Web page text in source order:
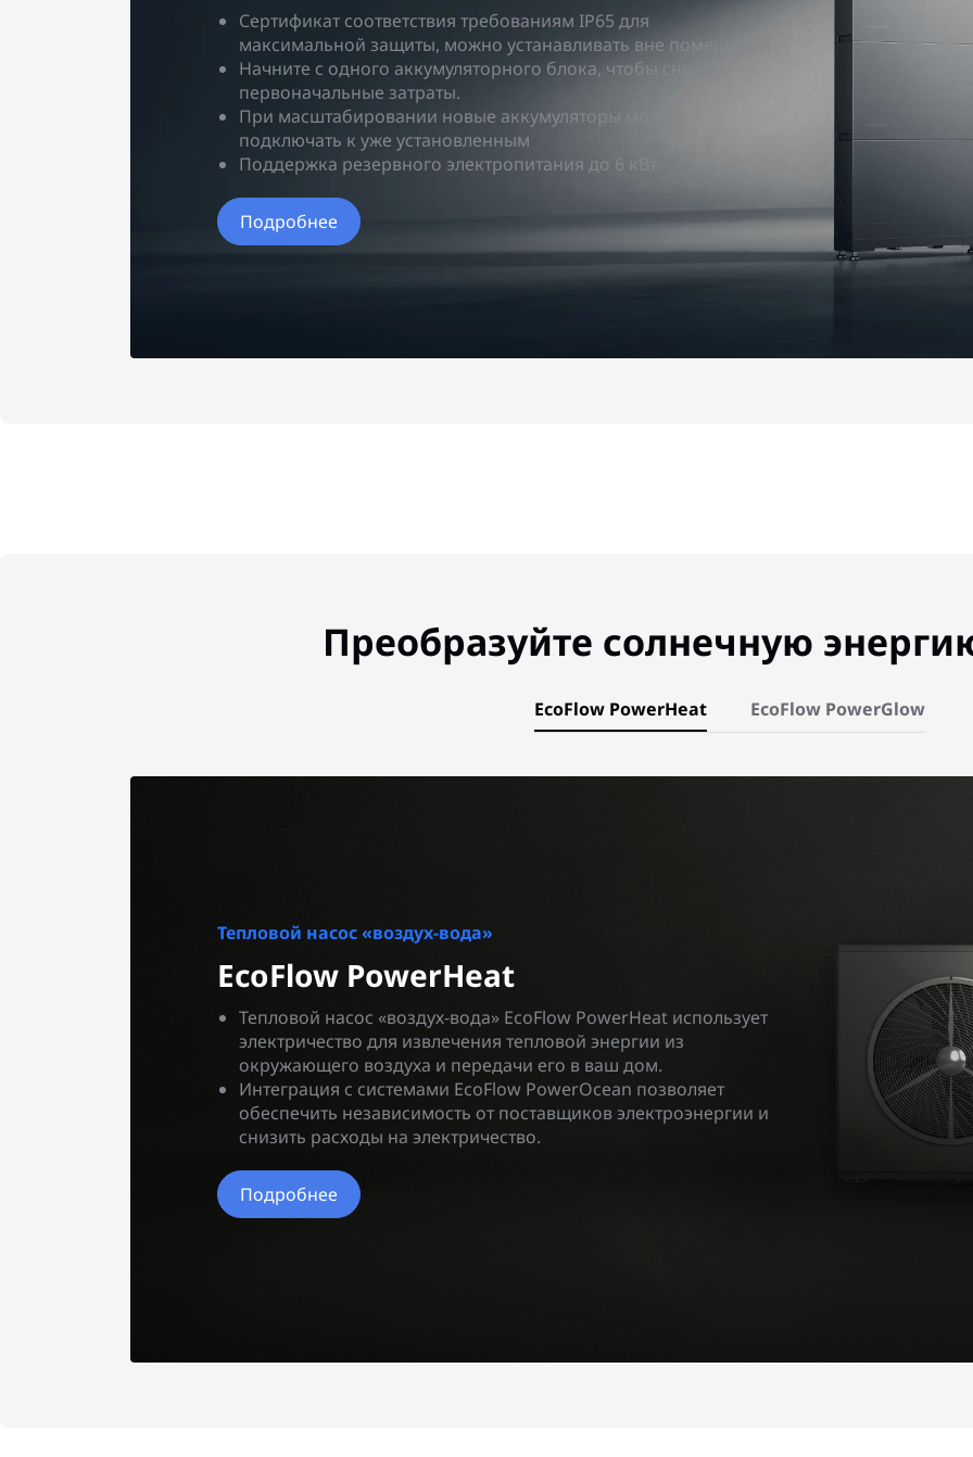
Сертификат соответствия требованиям IP65 для
максимальной защиты, можно устанавливать вне помещений
Начните с одного аккумуляторного блока, чтобы снизить
первоначальные затраты.
При масштабировании новые аккумуляторы можно
подключать к уже установленным
Поддержка резервного электропитания до 6 кВт
Подробнее
Преобразуйте солнечную
EcoFlow PowerHeat EcoFlow PowerGlow
Тепловой насос «воздух-вода»
EcoFlow PowerHeat
Тепловой насос «воздух-вода» EcoFlow PowerHeat использует
электричество для извлечения тепловой энергии из
окружающего воздуха и передачи его в ваш дом.
Интеграция с системами EcoFlow PowerOcean позволяет
обеспечить независимость от поставщиков электроэнергии и
снизить расходы на электричество.
Подробнее